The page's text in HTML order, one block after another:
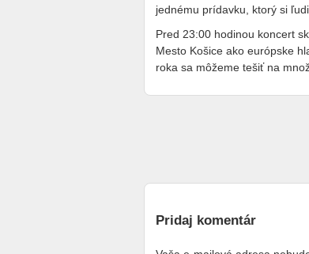
jednému prídavku, ktorý si
Pred 23:00 hodinou koncert
Mesto Košice ako európske
roka sa môžeme tešiť na
Pridaj komentár